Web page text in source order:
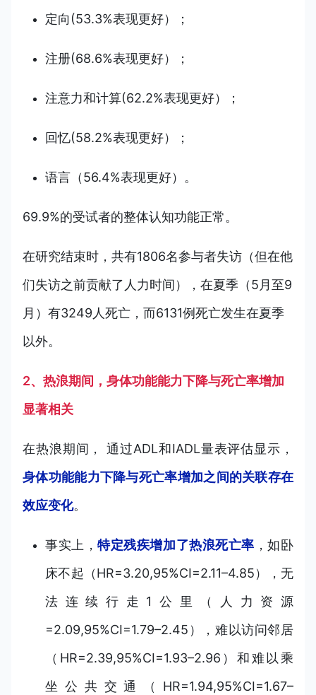
定向(53.3%表现更好）；
注册(68.6%表现更好）；
注意力和计算(62.2%表现更好）；
回忆(58.2%表现更好）；
语言（56.4%表现更好）。
69.9%的受试者的整体认知功能正常。
在研究结束时，共有1806名参与者失访（但在他
们失访之前贡献了人力时间），在夏季（5月至9
月）有3249人死亡，而6131例死亡发生在夏季
以外。
2、热浪期间，身体功能能力下降与死亡率增加
显著相关
在热浪期间， 通过ADL和IADL量表评估显示，
身体功能能力下降与死亡率增加之间的关联存在
效应变化。
事实上，特定残疾增加了热浪死亡率 ，如卧
床不起（HR=3.20,95%CI=2.11–4.85），无
法连续行走1公里（人力资源
=2.09,95%CI=1.79–2.45），难以访问邻居
（HR=2.39,95%CI=1.93–2.96）和难以乘
坐公共交通（HR=1.94,95%CI=1.67–